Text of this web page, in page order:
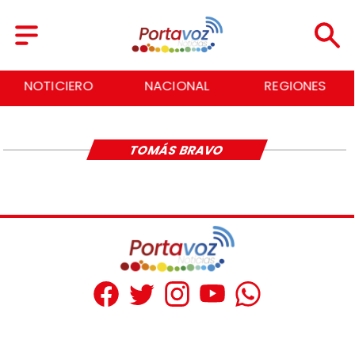
NOTICIERO NACIONAL REGIONES
TOMÁS BRAVO